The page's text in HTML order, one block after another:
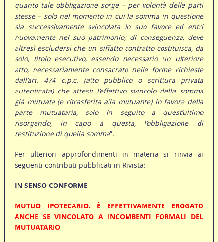
quanto tale obbligazione sorge – per volontà delle parti
stesse – solo nel momento in cui la somma in questione
sia successivamente svincolata in suo favore ed entri
nuovamente nel suo patrimonio; di conseguenza, deve
altresì escludersi che un siffatto contratto costituisca, da
solo, titolo esecutivo, essendo necessario un ulteriore
atto, necessariamente consacrato nelle forme richieste
dall’art. 474 c.p.c. (atto pubblico o scrittura privata
autenticata) che attesti l’effettivo svincolo della somma
già mutuata (e ritrasferita alla mutuante) in favore della
parte mutuataria, solo in seguito a quest’ultimo
risorgendo, in capo a questa, l’obbligazione di
restituzione di quella somma”.
Per ulteriori approfondimenti in materia si rinvia ai
seguenti contributi pubblicati in Rivista:
IN SENSO CONFORME
MUTUO IPOTECARIO: È EFFETTIVAMENTE EROGATO
ANCHE SE VINCOLATO A INCOMBENTI FORMALI DEL
MUTUATARIO